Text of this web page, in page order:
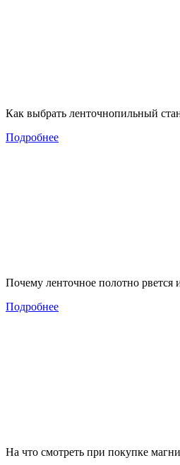
Как выбрать ленточнопильный
Подробнее
Почему ленточное полотно рвется
Подробнее
На что смотреть при покупке